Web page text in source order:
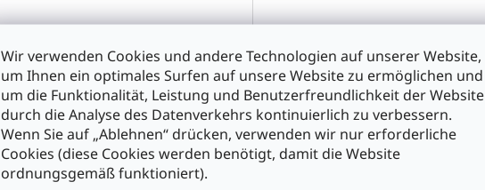
Wir verwenden Cookies und andere Technologien auf unserer Website,
um Ihnen ein optimales Surfen auf unsere Website zu ermöglichen und
um die Funktionalität, Leistung und Benutzerfreundlichkeit der Website
durch die Analyse des Datenverkehrs kontinuierlich zu verbessern.
Wenn Sie auf „Ablehnen“ drücken, verwenden wir nur erforderliche
Cookies (diese Cookies werden benötigt, damit die Website
ordnungsgemäß funktioniert).
LSL812WS LED-Signalleuchte
12VDC Farbe weiss
LSL824BL LED-Signalleuchte